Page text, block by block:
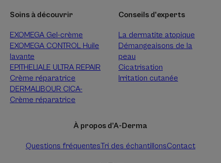
Soins à découvrir
EXOMEGA Gel-crème
EXOMEGA CONTROL Huile
lavante
EPITHELIALE ULTRA REPAIR
Crème réparatrice
DERMALIBOUR CICA-
Crème réparatrice
Conseils d'experts
La dermatite atopique
Démangeaisons de la
peau
Cicatrisation
Irritation cutanée
À propos d’A-Derma
Questions fréquentesTri des échantillonsContact